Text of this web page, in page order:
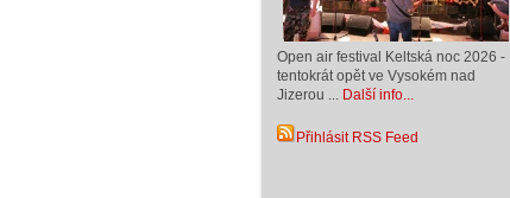
Open air festival Keltská noc 2026 -
tentokrát opět ve Vysokém nad
Jizerou ... Další info...
Přihlásit RSS Feed